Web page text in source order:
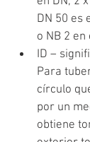
DN 50 es
o NB 2
ID –
Para
círculo
por un
obtiene